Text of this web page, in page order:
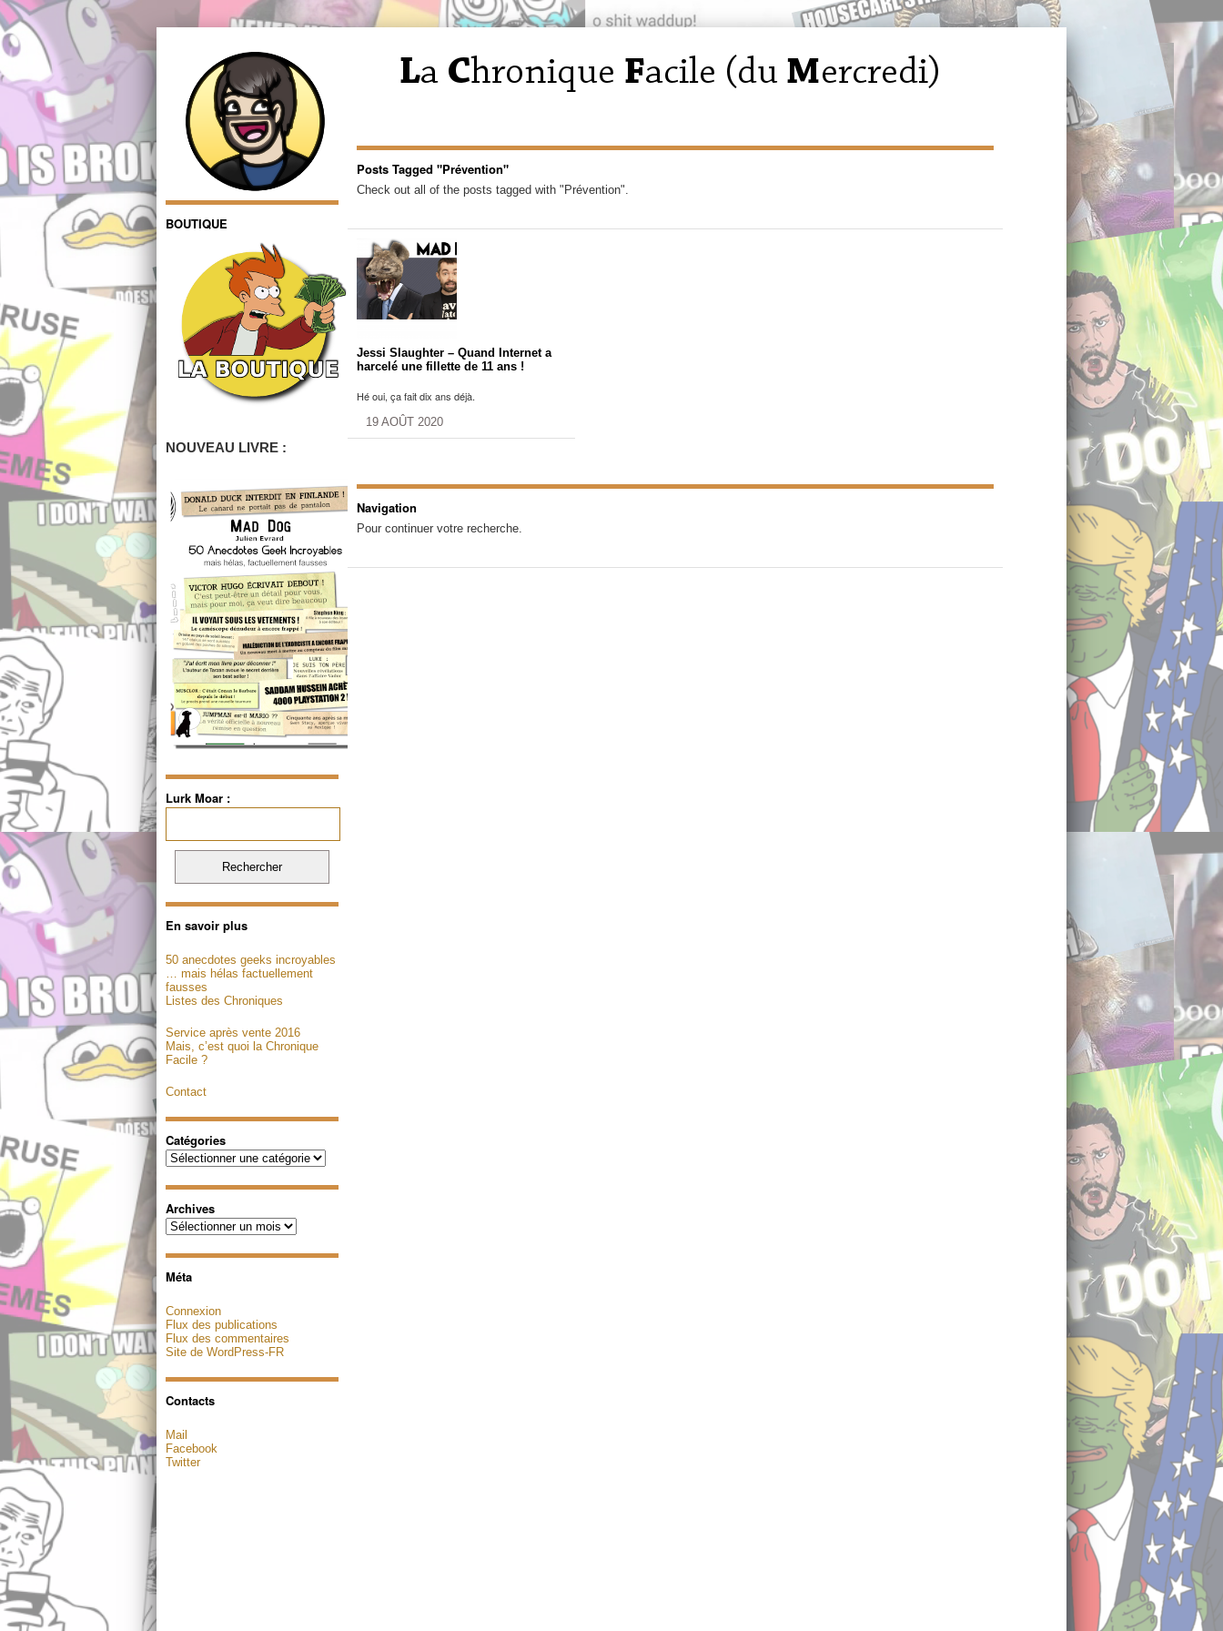
BOUTIQUE
NOUVEAU LIVRE :
Lurk Moar :
En savoir plus
50 anecdotes geeks incroyables
… mais hélas factuellement
fausses
Listes des Chroniques
Service après vente 2016
Mais, c’est quoi la Chronique
Facile ?
Contact
Catégories
Catégories
Archives
Archives
Méta
Connexion
Flux des publications
Flux des commentaires
Site de WordPress-FR
Contacts
Mail
Facebook
Twitter
Posts Tagged "Prévention"
Check out all of the posts tagged with "Prévention".
Jessi Slaughter – Quand Internet a
harcelé une fillette de 11 ans !
Hé oui, ça fait dix ans déjà.
19 AOÛT 2020
Navigation
Pour continuer votre recherche.